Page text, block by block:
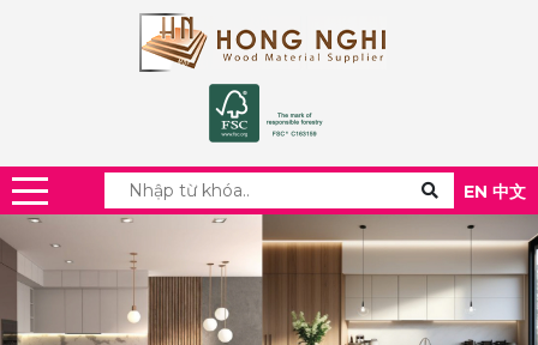
EN 中文